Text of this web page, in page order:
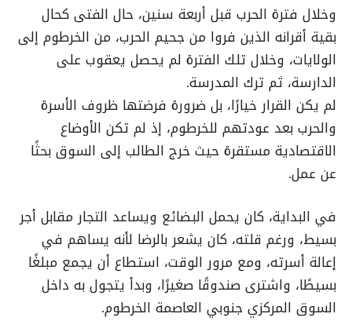
وخلال فترة الحرب قبل أربعة سنين، حال الفتى كحال
بقية أقرانه الذين فروا من جحيم الحرب، من الخرطوم إلى
الولايات، وخلال تلك الفترة لم يحصل يعقوب على
الدارسة، ثم ترك المدرسة.
لم يكن القرار خيارًا، بل ضرورة فرضتها ظروف الأسرة
والحرب بعد عودتهم للخرطوم، إذ لم تكن الأوضاع
الاقتصادية مستقرة حيث خرج الطالب إلى السوق بحثًا
عن عمل.
في البداية، كان يحمل البضائع ويساعد التجار مقابل أجر
بسيط، ورغم قلته، كان يشعر بالرضا لأنه يساهم في
إعالة أسرته، ومع مرور الوقت، استطاع أن يجمع مبلغًا
بسيطًا، واشترى صندوقًا صغيرًا، وبدأ يتجول به داخل
السوق المركزي جنوبي العاصمة الخرطوم.